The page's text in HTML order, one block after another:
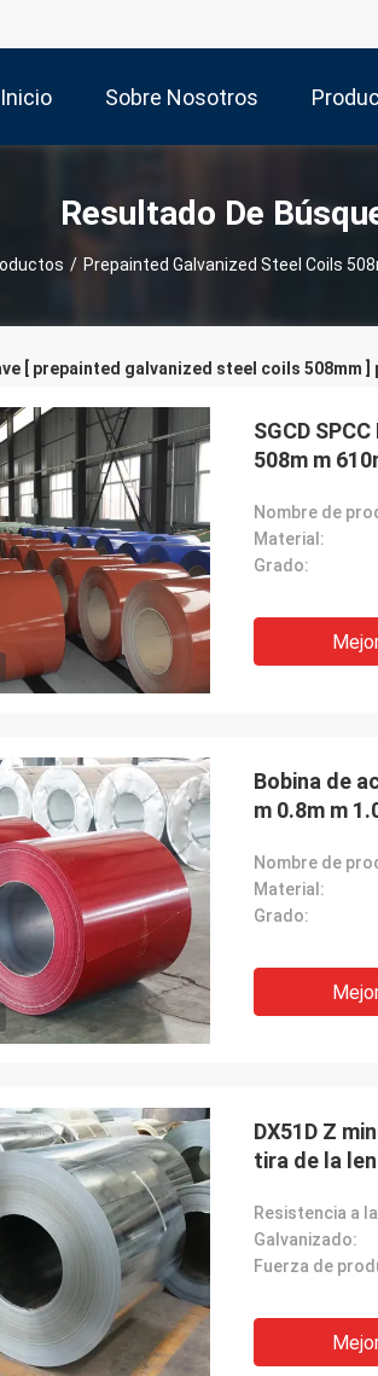
Inicio Sobre Nosotros
Resultado De
/ Prepainted Galvanized Steel Coils
Arabia Saudita Zakaria
[ prepainted galvanized steel coils 508mm ]
SGCD
508m m
Material:
Grado:
Bobina de
m 0.8m m
Material:
Grado:
DX51D Z
tira de la
Galvanizado: